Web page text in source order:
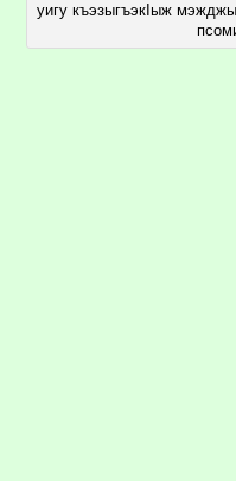
уигу къэзыгъэкIыж